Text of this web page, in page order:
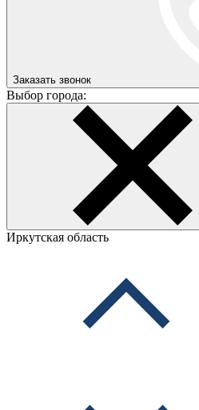
Заказать звонок
Выбор города:
Иркутская область